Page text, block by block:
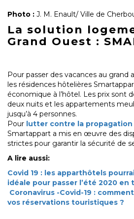
Photo : J. M. Enault/ Ville de
La solution
Grand Ouest :
Pour passer des vacances au grand
les résidences hôtelières
économique à l’hôtel. Les prix sont
deux nuits et les appartements
jusqu’à 4 personnes.
Pour lutter contre la propagation
Smartappart a mis en œuvre des
strictes pour garantir la sécurité de
A lire aussi:
Covid 19 : les apparthôtels
idéale pour passer l’été 2020
Coronavirus -Covid-19 :
vos réservations touristiques ?